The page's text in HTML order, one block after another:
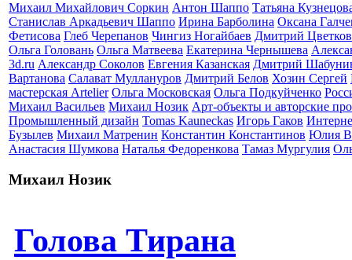
Михаил Михайлович Соркин Антон Шаппо Татьяна
Станислав Аркадьевич Шаппо Ирина Барболина Оксана
Фетисова Глеб Черепанов Чингиз Ногайбаев Дмитрий Цветков
Ольга Головань Ольга Матвеева Екатерина Чернышева
3d.ru Александр Соколов Евгения Казанская Дмитрий
Вартанова Салават Муллануров Дмитрий Белов Хозин Сергей
мастерская Artelier Ольга Московская Ольга Подкуйченко
Михаил Васильев Михаил Нозик Арт-объекты и авторские
Промышленный дизайн Tomas Kauneckas Игорь Гаков
Бузылев Михаил Матренин Константин Константинов Юлия
Анастасия Шумкова Наталья Федоренкова Тамаз Мургулия
Михаил Нозик
Голова Тирана